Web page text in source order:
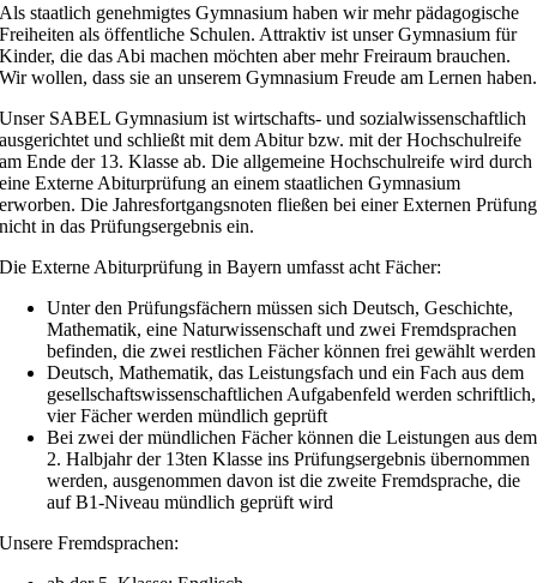
Als staatlich genehmigtes Gymnasium haben wir mehr pädagogische
Freiheiten als öffentliche Schulen. Attraktiv ist unser Gymnasium für
Kinder, die das Abi machen möchten aber mehr Freiraum brauchen.
Wir wollen, dass sie an unserem Gymnasium Freude am Lernen haben.
Unser SABEL Gymnasium ist wirtschafts- und sozialwissenschaftlich
ausgerichtet und schließt mit dem Abitur bzw. mit der Hochschulreife
am Ende der 13. Klasse ab. Die allgemeine Hochschulreife wird durch
eine Externe Abiturprüfung an einem staatlichen Gymnasium
erworben. Die Jahresfortgangsnoten fließen bei einer Externen Prüfung
nicht in das Prüfungsergebnis ein.
Die Externe Abiturprüfung in Bayern umfasst acht Fächer:
Unter den Prüfungsfächern müssen sich Deutsch, Geschichte,
Mathematik, eine Naturwissenschaft und zwei Fremdsprachen
befinden, die zwei restlichen Fächer können frei gewählt werden
Deutsch, Mathematik, das Leistungsfach und ein Fach aus dem
gesellschaftswissenschaftlichen Aufgabenfeld werden schriftlich,
vier Fächer werden mündlich geprüft
Bei zwei der mündlichen Fächer können die Leistungen aus dem
2. Halbjahr der 13ten Klasseins Prüfungsergebnis übernommen
werden, ausgenommen davon ist die zweite Fremdsprache, die
auf B1-Niveau mündlich geprüft wird
Unsere Fremdsprachen: